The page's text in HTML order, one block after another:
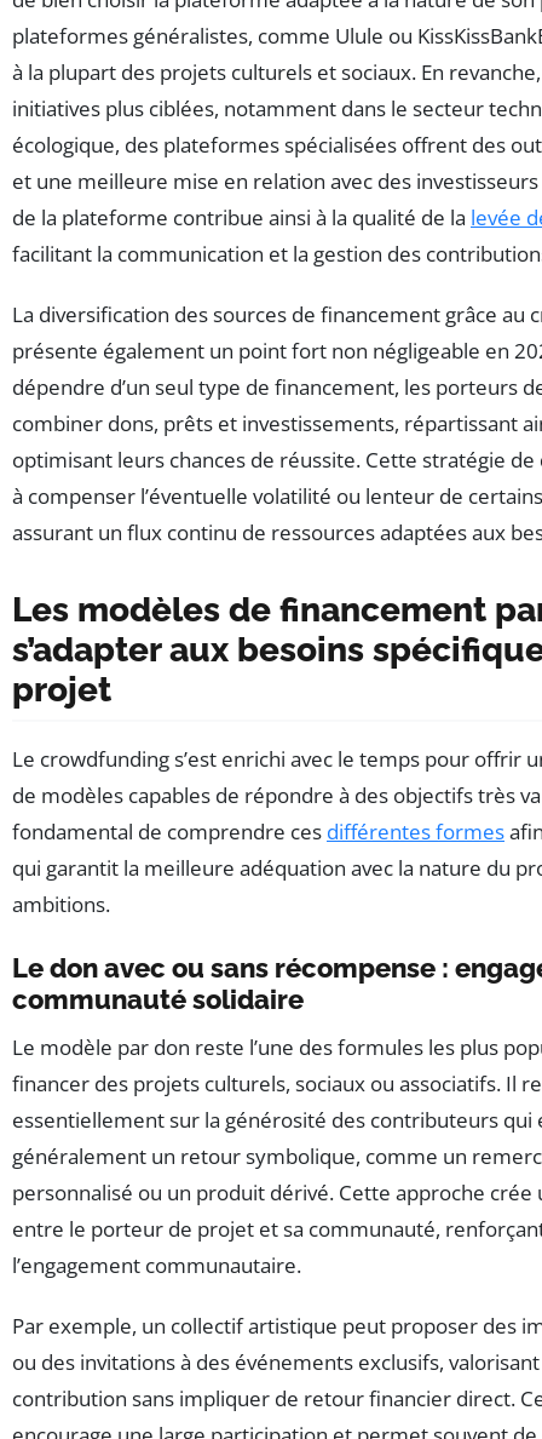
plateformes généralistes, comme Ulule ou
à la plupart des projets culturels et sociaux. En
initiatives plus ciblées, notamment dans le secteur
écologique, des plateformes spécialisées offrent des
et une meilleure mise en relation avec des
de la plateforme contribue ainsi à la qualité de la levée
facilitant la communication et la gestion des
La diversification des sources de financement grâce au
présente également un point fort non négligeable en
dépendre d’un seul type de financement, les porteurs
combiner dons, prêts et investissements, répartissant
optimisant leurs chances de réussite. Cette stratégie
à compenser l’éventuelle volatilité ou lenteur de
assurant un flux continu de ressources adaptées aux
Les modèles de financement
s’adapter aux besoins
projet
Le crowdfunding s’est enrichi avec le temps pour offrir
de modèles capables de répondre à des objectifs très
fondamental de comprendre ces différentes formes
qui garantit la meilleure adéquation avec la nature du
ambitions.
Le don avec ou sans récompense :
communauté solidaire
Le modèle par don reste l’une des formules les plus
financer des projets culturels, sociaux ou associatifs. Il
essentiellement sur la générosité des contributeurs qui
généralement un retour symbolique, comme un
personnalisé ou un produit dérivé. Cette approche crée
entre le porteur de projet et sa communauté,
l’engagement communautaire.
Par exemple, un collectif artistique peut proposer des
ou des invitations à des événements exclusifs,
contribution sans impliquer de retour financier direct.